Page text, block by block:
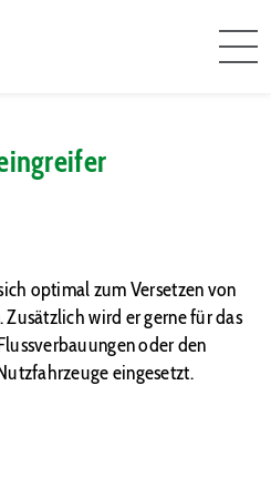
optimal zum Versetzen von
wird er gerne für das
oder den
eingesetzt.